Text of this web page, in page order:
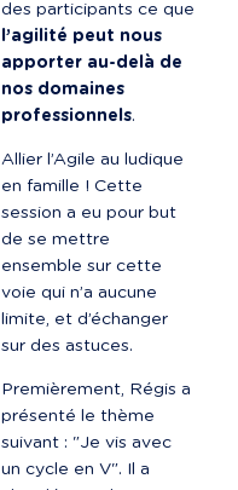
des participants ce que
l’agilité peut nous
apporter au-delà de
nos domaines
professionnels.
Allier l’Agile au ludique
en famille ! Cette
session a eu pour but
de se mettre
ensemble sur cette
voie qui n’a aucune
limite, et d’échanger
sur des astuces.
Premièrement, Régis a
présenté le thème
suivant : "Je vis avec
un cycle en V". Il a